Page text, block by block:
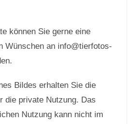
können Sie gerne eine
Wünschen an info@tierfotos-
Bildes erhalten Sie die
die private Nutzung. Das
Nutzung kann nicht im